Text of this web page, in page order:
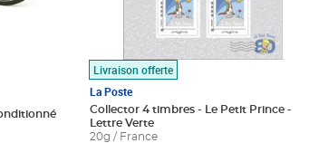
Livraison offerte
La Poste
Collector 4 timbres - Le Petit Prince -
Lettre Verte
20g / France